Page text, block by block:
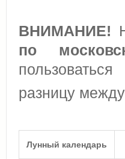
ВНИМАНИЕ!
по
разницу
Лунный календарь